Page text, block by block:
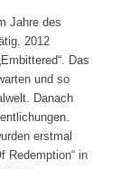
Jahre des
2012
Das
und so
Danach
erstmal
Redemption“ in